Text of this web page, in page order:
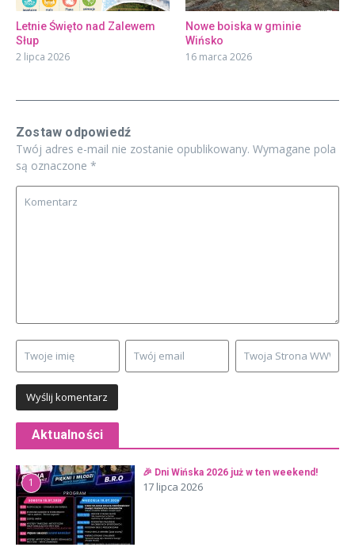
Letnie Święto nad Zalewem
Słup
2 lipca 2026
Nowe boiska w gminie
Wińsko
16 marca 2026
Zostaw odpowiedź
Twój adres e-mail nie zostanie opublikowany. Wymagane pola
są oznaczone *
Aktualności
1
🎉 Dni Wińska 2026 już w ten weekend!
17 lipca 2026